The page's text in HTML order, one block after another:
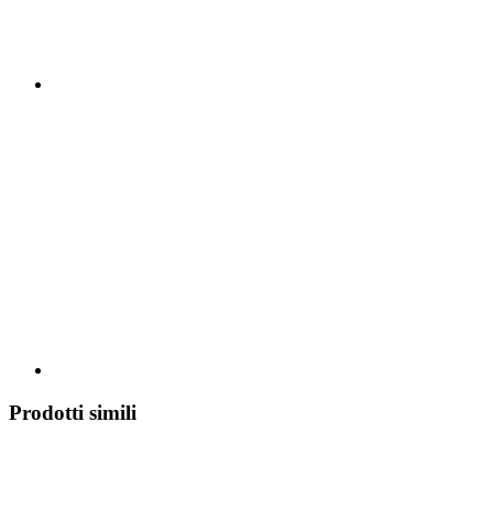
Prodotti simili